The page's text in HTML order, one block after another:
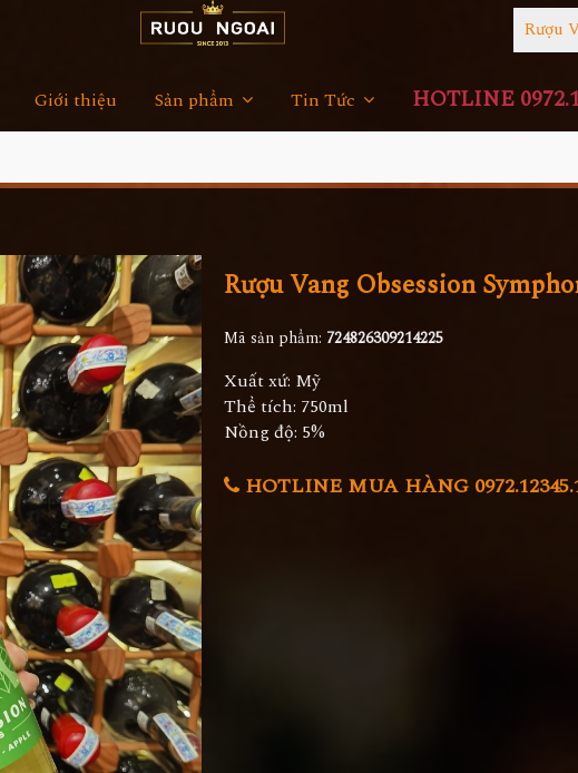
Rượu
Giới thiệu Sản phẩm Tin Tức HOTLINE
Rượu Vang Obsession
Mã sản phẩm: 724826309214225
Xuất xứ: Mỹ
Thể tích: 750ml
Nồng độ: 5%
HOTLINE MUA HÀNG